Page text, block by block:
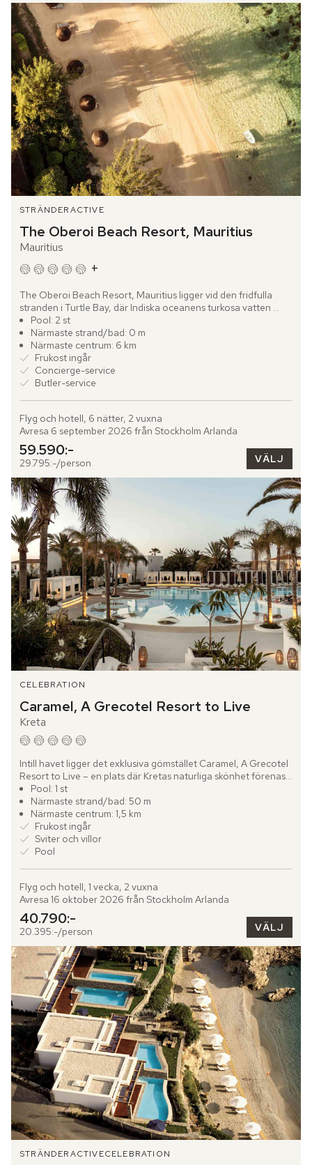
STRÄNDERACTIVE
The Oberoi Beach Resort, Mauritius
Mauritius
+
The Oberoi Beach Resort, Mauritius ligger vid den fridfulla
stranden i Turtle Bay, där Indiska oceanens turkosa vatten
möter tät tropisk grönska. Luften bär doften av exotiska...
Pool: 2 st
Närmaste strand/bad: 0 m
Närmaste centrum: 6 km
Frukost ingår
Concierge-service
Butler-service
Flyg och hotell, 6 nätter, 2 vuxna
Avresa 6 september 2026 från Stockholm Arlanda
59.590:-
29.795:-/person VÄLJ
CELEBRATION
Caramel, A Grecotel Resort to Live
Kreta
Intill havet ligger det exklusiva gömstället Caramel, A Grecotel
Resort to Live – en plats där Kretas naturliga skönhet förenas
med stilfull finess. Omgivet av frodiga gräsmattor...
Pool: 1 st
Närmaste strand/bad: 50 m
Närmaste centrum: 1,5 km
Frukost ingår
Sviter och villor
Pool
Flyg och hotell, 1 vecka, 2 vuxna
Avresa 16 oktober 2026 från Stockholm Arlanda
40.790:-
20.395:-/person VÄLJ
STRÄNDERACTIVECELEBRATION